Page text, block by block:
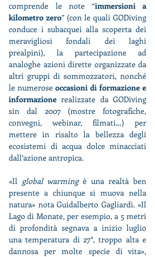
comprende le note “immersioni a
kilometro zero” (con le quali GODiving
conduce i subacquei alla scoperta dei
meravigliosi fondali dei laghi
prealpini), la partecipazione ad
analoghe azioni dirette organizzate da
altri gruppi di sommozzatori, nonché
le numerose occasioni di formazione e
informazione realizzate da GODiving
sin dal 2007 (mostre fotografiche,
convegni, webinar, filmati…) per
mettere in risalto la bellezza degli
ecosistemi di acqua dolce minacciati
dall’azione antropica.
«Il global warming è una realtà ben
presente a chiunque si muova nella
natura» nota Guidalberto Gagliardi. «Il
Lago di Monate, per esempio, a 5 metri
di profondità segnava a inizio luglio
una temperatura di 27°, troppo alta e
dannosa per molte specie di vita»,